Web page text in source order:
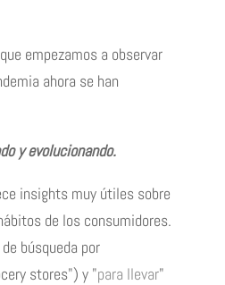
empezamos a observar
ahora se han
y evolucionando.
insights muy útiles sobre
de los consumidores.
búsqueda por
stores") y "para llevar"